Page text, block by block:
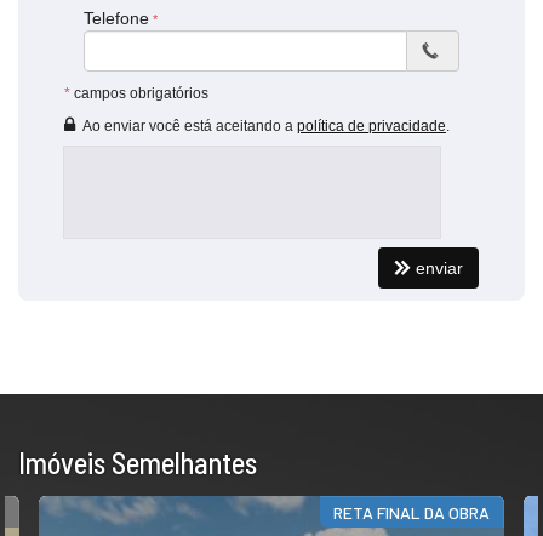
Telefone
* campos obrigatórios
Ao enviar você está aceitando a política de privacidade
enviar
Imóveis Semelhantes
RETA FINAL DA OBRA